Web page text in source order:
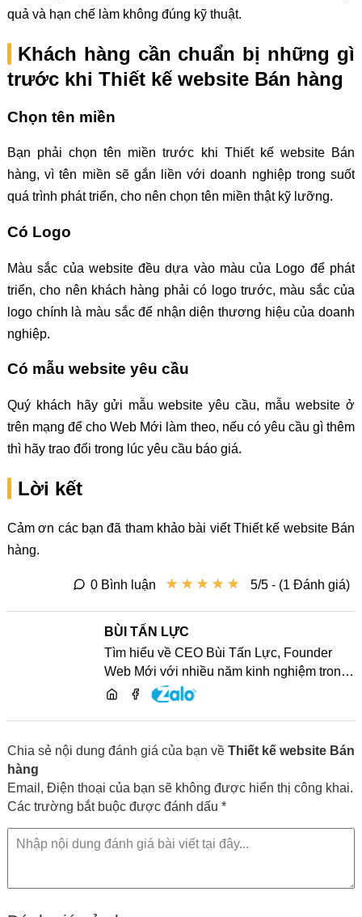
quả và hạn chế làm không đúng kỹ thuật.
Khách hàng cần chuẩn bị những gì
trước khi Thiết kế website Bán hàng
Chọn tên miền
Bạn phải chọn tên miền trước khi Thiết kế website Bán
hàng, vì tên miền sẽ gắn liền với doanh nghiệp trong suốt
quá trình phát triển, cho nên chọn tên miền thật kỹ lưỡng.
Có Logo
Màu sắc của website đều dựa vào màu của Logo để phát
triển, cho nên khách hàng phải có logo trước, màu sắc của
logo chính là màu sắc để nhận diện thương hiệu của doanh
nghiệp.
Có mẫu website yêu cầu
Quý khách hãy gửi mẫu website yêu cầu, mẫu website ở
trên mạng để cho Web Mới làm theo, nếu có yêu cầu gì thêm
thì hãy trao đổi trong lúc yêu cầu báo giá.
Lời kết
Cảm ơn các bạn đã tham khảo bài viết Thiết kế website Bán
hàng.
★ ★ ★ ★ ★
★ ★ ★ ★ ★ 5/5 - (1 Đánh giá)
0 Bình luận
BÙI TẤN LỰC
Tìm hiểu về CEO Bùi Tấn Lực, Founder
Web Mới với nhiều năm kinh nghiệm trong
lĩnh vực phát triển website, SEO và chia sẻ
Chia sẻ nội dung đánh giá của bạn về Thiết kế website Bán
hàng
Email, Điện thoại của bạn sẽ không được hiển thị công khai.
Các trường bắt buộc được đánh dấu *